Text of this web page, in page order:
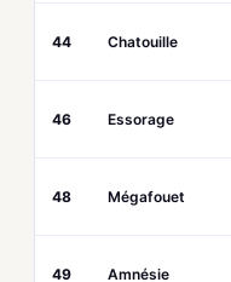
44 Chatouille
46 Essorage
48 Mégafouet
49 Amnésie